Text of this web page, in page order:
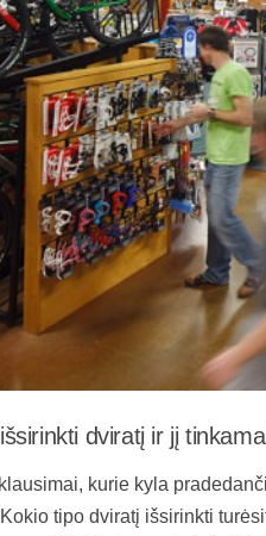
dviratį ir jį
kurie kyla
tipo dviratį išsirinkti